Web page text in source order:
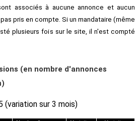
associés à aucune annonce et aucun
pris en compte. Si un mandataire (même
plusieurs fois sur le site, il n'est compté
(en nombre d'annonces
(variation sur 3 mois)